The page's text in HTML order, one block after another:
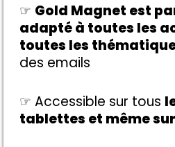
☞ Gold Magnet est
adapté à toutes les
toutes les
des emails
☞ Accessible sur tous
tablettes et même